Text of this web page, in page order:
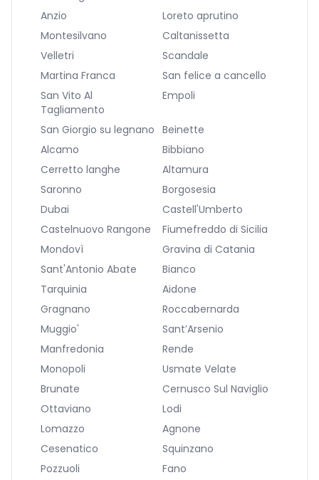
Anzio
Loreto aprutino
Montesilvano
Caltanissetta
Velletri
Scandale
Martina Franca
San felice a cancello
San Vito Al
Tagliamento
Empoli
San Giorgio su legnano Beinette
Alcamo
Bibbiano
Cerretto langhe
Altamura
Saronno
Borgosesia
Dubai
Castell'Umberto
Castelnuovo Rangone
Fiumefreddo di Sicilia
Mondovì
Gravina di Catania
Sant'Antonio Abate
Bianco
Tarquinia
Aidone
Gragnano
Roccabernarda
Muggio'
Sant’Arsenio
Manfredonia
Rende
Monopoli
Usmate Velate
Brunate
Cernusco Sul Naviglio
Ottaviano
Lodi
Lomazzo
Agnone
Cesenatico
Squinzano
Pozzuoli
Fano